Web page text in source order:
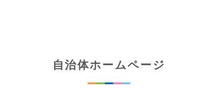
自治体ホームページ